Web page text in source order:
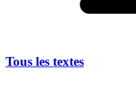
Tous les textes